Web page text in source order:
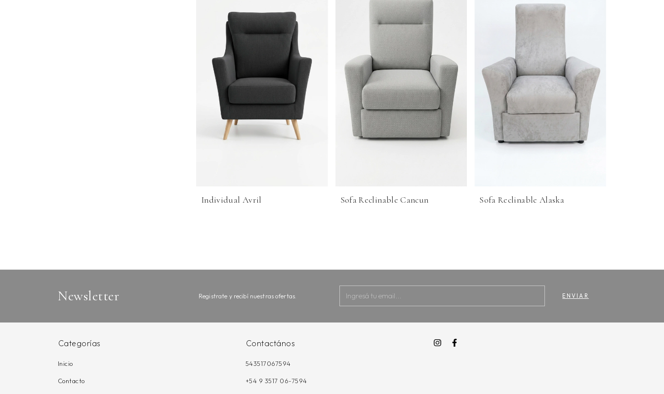
Individual Avril Sofa Reclinable Cancun Sofa Reclinable Alaska
Newsletter Registrate y recibí nuestras ofertas.
Categorías
Inicio
Contacto
Contactános
543517067594
+54 9 3517 06-7594